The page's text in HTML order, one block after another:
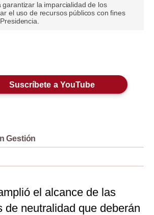
garantizar la imparcialidad de los
el uso de recursos públicos con fines
Suscríbete a YouTube
Gestión
el alcance de las
de neutralidad que deberán